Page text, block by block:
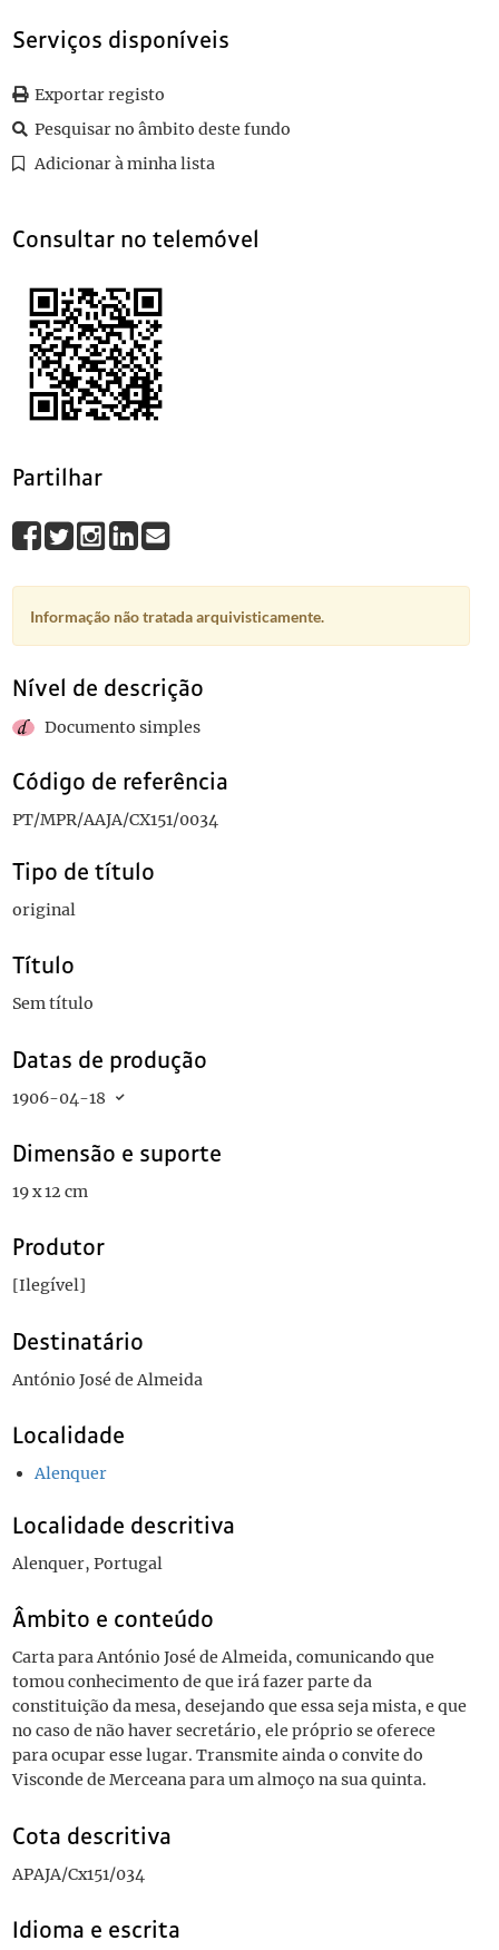
0037 Sem título 1906-04-17
0039 Sem título
0105 Sem título 1906-06-25
Serviços disponíveis
Exportar registo
Pesquisar no âmbito deste fundo
Adicionar à minha lista
Consultar no telemóvel
Partilhar
Informação não tratada arquivisticamente.
Nível de descrição
Documento simples
Código de referência
PT/MPR/AAJA/CX151/0034
Tipo de título
original
Título
Sem título
Datas de produção
1906-04-18
Dimensão e suporte
19 x 12 cm
Produtor
[Ilegível]
Destinatário
António José de Almeida
Localidade
Alenquer
Localidade descritiva
Alenquer, Portugal
Âmbito e conteúdo
Carta para António José de Almeida, comunicando que
tomou conhecimento de que irá fazer parte da
constituição da mesa, desejando que essa seja mista, e que
no caso de não haver secretário, ele próprio se oferece
para ocupar esse lugar. Transmite ainda o convite do
Visconde de Merceana para um almoço na sua quinta.
Cota descritiva
APAJA/Cx151/034
Idioma e escrita